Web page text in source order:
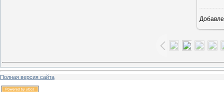
Полная версия сайта